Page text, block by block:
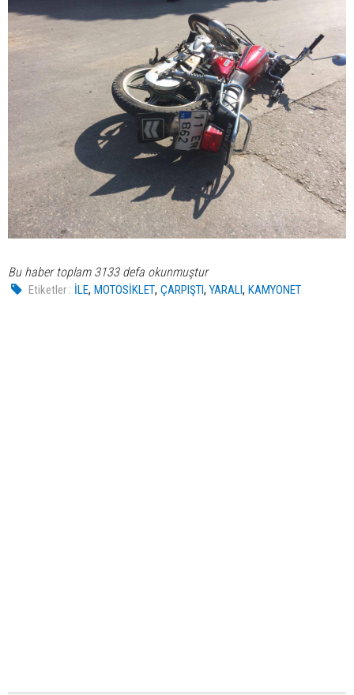
Bu haber toplam 3133 defa okunmuştur
Etiketler : İLE,MOTOSİKLET,ÇARPIŞTI,YARALI,KAMYONET